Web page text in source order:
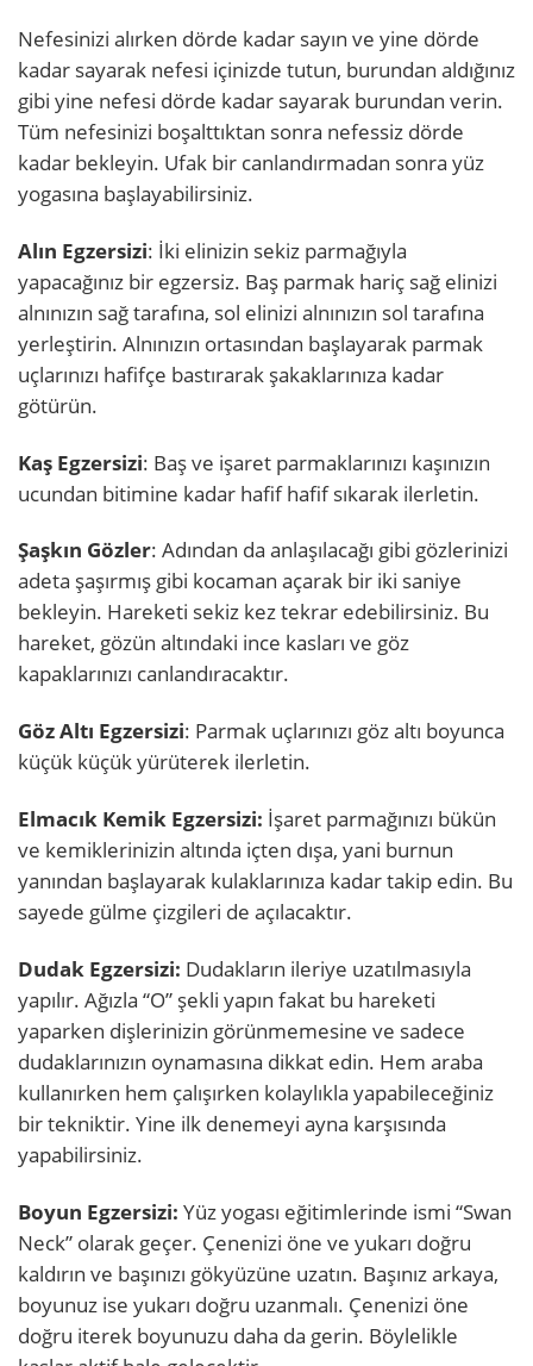
Nefesinizi alırken dörde kadar sayın ve yine dörde
kadar sayarak nefesi içinizde tutun, burundan aldığınız
gibi yine nefesi dörde kadar sayarak burundan verin.
Tüm nefesinizi boşalttıktan sonra nefessiz dörde
kadar bekleyin. Ufak bir canlandırmadan sonra yüz
yogasına başlayabilirsiniz.
Alın Egzersizi: İki elinizin sekiz parmağıyla
yapacağınız bir egzersiz. Baş parmak hariç sağ elinizi
alnınızın sağ tarafına, sol elinizi alnınızın sol tarafına
yerleştirin. Alnınızın ortasından başlayarak parmak
uçlarınızı hafifçe bastırarak şakaklarınıza kadar
götürün.
Kaş Egzersizi: Baş ve işaret parmaklarınızı kaşınızın
ucundan bitimine kadar hafif hafif sıkarak ilerletin.
Şaşkın Gözler: Adından da anlaşılacağı gibi gözlerinizi
adeta şaşırmış gibi kocaman açarak bir iki saniye
bekleyin. Hareketi sekiz kez tekrar edebilirsiniz. Bu
hareket, gözün altındaki ince kasları ve göz
kapaklarınızı canlandıracaktır.
Göz Altı Egzersizi: Parmak uçlarınızı göz altı boyunca
küçük küçük yürüterek ilerletin.
Elmacık Kemik Egzersizi: İşaret parmağınızı bükün
ve kemiklerinizin altında içten dışa, yani burnun
yanından başlayarak kulaklarınıza kadar takip edin. Bu
sayede gülme çizgileri de açılacaktır.
Dudak Egzersizi: Dudakların ileriye uzatılmasıyla
yapılır. Ağızla “O” şekli yapın fakat bu hareketi
yaparken dişlerinizin görünmemesine ve sadece
dudaklarınızın oynamasına dikkat edin. Hem araba
kullanırken hem çalışırken kolaylıkla yapabileceğiniz
bir tekniktir. Yine ilk denemeyi ayna karşısında
yapabilirsiniz.
Boyun Egzersizi: Yüz yogası eğitimlerinde ismi “Swan
Neck” olarak geçer. Çenenizi öne ve yukarı doğru
kaldırın ve başınızı gökyüzüne uzatın. Başınız arkaya,
boyunuz ise yukarı doğru uzanmalı. Çenenizi öne
doğru iterek boyunuzu daha da gerin. Böylelikle